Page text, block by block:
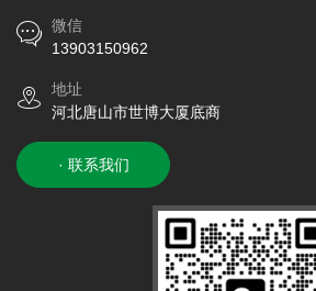
微信
13903150962
地址
河北唐山市世博大厦底商
· 联系我们